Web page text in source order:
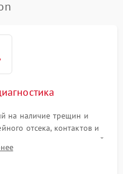
на наличие трещин и
отсека, контактов и
и четкости прицельной
проблем с